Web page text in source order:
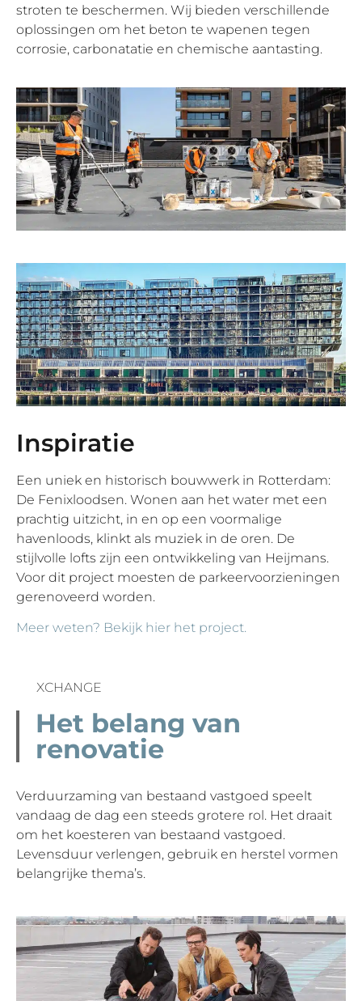
stroten te beschermen. Wij bieden verschillende
oplossingen om het beton te wapenen tegen
corrosie, carbonatatie en chemische aantasting.
Inspiratie
Een uniek en historisch bouwwerk in Rotterdam:
De Fenixloodsen. Wonen aan het water met een
prachtig uitzicht, in en op een voormalige
havenloods, klinkt als muziek in de oren. De
stijlvolle lofts zijn een ontwikkeling van Heijmans.
Voor dit project moesten de parkeervoorzieningen
gerenoveerd worden.
Meer weten? Bekijk hier het project.
XCHANGE
Het belang van
renovatie
Verduurzaming van bestaand vastgoed speelt
vandaag de dag een steeds grotere rol. Het draait
om het koesteren van bestaand vastgoed.
Levensduur verlengen, gebruik en herstel vormen
belangrijke thema’s.